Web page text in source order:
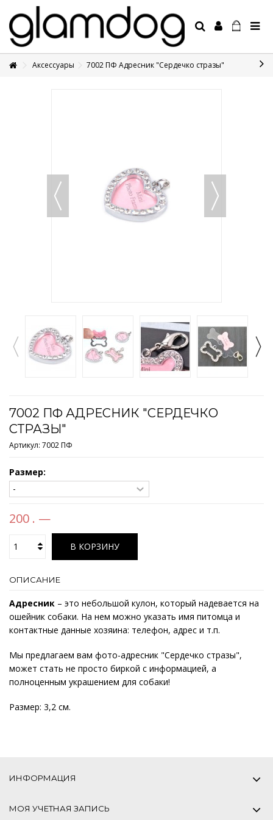
+7 495 1250410
Аксессуары 7002 ПФ Адресник "Сердечко стразы"
7002 ПФ АДРЕСНИК "СЕРДЕЧКО
СТРАЗЫ"
Артикул: 7002 ПФ
Размер:
200 . —
В КОРЗИНУ
ОПИСАНИЕ
Адресник – это небольшой кулон, который надевается на
ошейник собаки. На нем можно указать имя питомца и
контактные данные хозяина: телефон, адрес и т.п.
Мы предлагаем вам фото-адресник "Сердечко стразы",
может стать не просто биркой с информацией, а
полноценным украшением для собаки!
Размер: 3,2 см.
ИНФОРМАЦИЯ
МОЯ УЧЕТНАЯ ЗАПИСЬ